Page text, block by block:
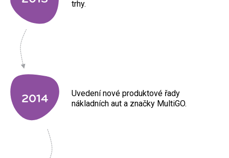
trhy.
2014
Uvedení nové produktové řady
nákladních aut a značky MultiGO.